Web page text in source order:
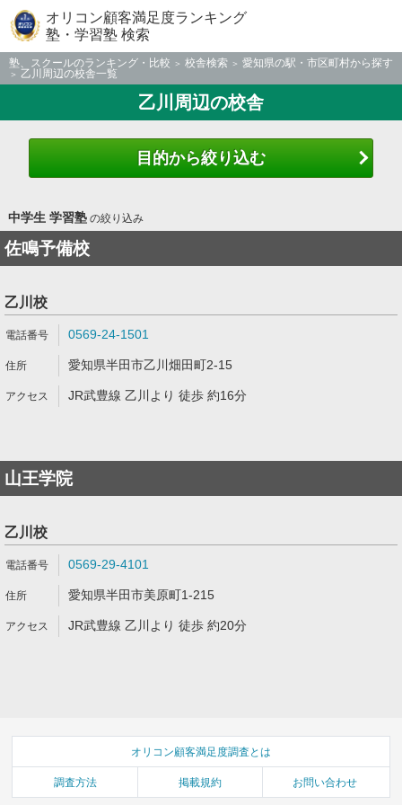
オリコン顧客満足度ランキング
塾・学習塾 検索
塾、スクールのランキング・比較 校舎検索
愛知県の駅・市区町村から探す
乙川周辺の校舎一覧
乙川周辺の校舎
目的から絞り込む
中学生 学習塾の絞り込み
佐鳴予備校
乙川校
0569-24-1501
愛知県半田市乙川畑田町2-15
JR武豊線 乙川より 徒歩 約16分
山王学院
乙川校
0569-29-4101
愛知県半田市美原町1-215
JR武豊線 乙川より 徒歩 約20分
オリコン顧客満足度調査とは
調査方法 掲載規約 お問い合わせ